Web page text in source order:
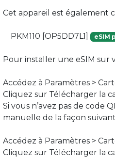
Cet appareil est également
PKM110 [OP5DD7L1] eSIM
Pour installer une eSIM sur
Accédez à Paramètres >
Cliquez sur Télécharger la
Si vous n’avez pas de code
manuelle de la façon
Accédez à Paramètres >
Cliquez sur Télécharger la